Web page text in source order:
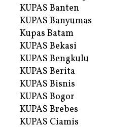
KUPAS Banten
KUPAS Banyumas
Kupas Batam
KUPAS Bekasi
KUPAS Bengkulu
KUPAS Berita
KUPAS Bisnis
KUPAS Bogor
KUPAS Brebes
KUPAS Ciamis